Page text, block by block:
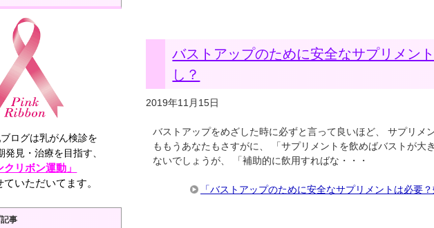
バストアップのために安全なサプリメン
し？
2019年11月15日
バストアップをめざした時に必ずと言って良いほど、 サプリメ
ももうあなたもさすがに、 「サプリメントを飲めばバストが大
ないでしょうが、 「補助的に飲用すればな・・・
「バストアップのために安全なサプリメントは必要
ログは乳がん検診を
発見・治療を目指す、
クリボン運動」
いただいてます。
事